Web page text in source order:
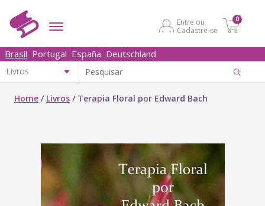
Entre ou
Cadastre-se
0
Brasil Portugal España Deutschland
Home / Livros / Terapia Floral por Edward Bach